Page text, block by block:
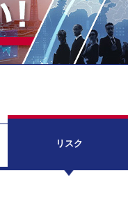
リスク